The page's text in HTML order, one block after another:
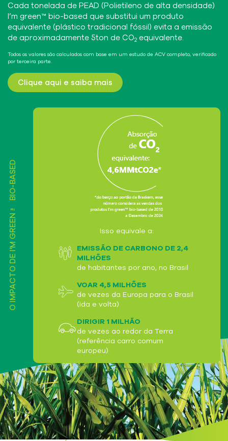
Cada tonelada de PEAD (Polietileno de alta densidade)
I’m green™ bio-based que substitui um produto
equivalente (plástico tradicional fóssil) evita a emissão
de aproximadamente 5ton de CO2 equivalente.
Todos os valores são calculados com base em um estudo de ACV completo, verificado
por terceira parte.
Clique aqui e saiba mais
O IMPACTO DE I'M GREEN™ BIO-BASED
Isso equivale a:
EMISSÃO DE CARBONO DE 2,4
MILHÕES
de habitantes por ano, no Brasil
VOAR 4,5 MILHÕES
de vezes da Europa para o Brasil
(ida e volta)
DIRIGIR 1 MILHÃO
de vezes ao redor da Terra
(referência carro comum
europeu)